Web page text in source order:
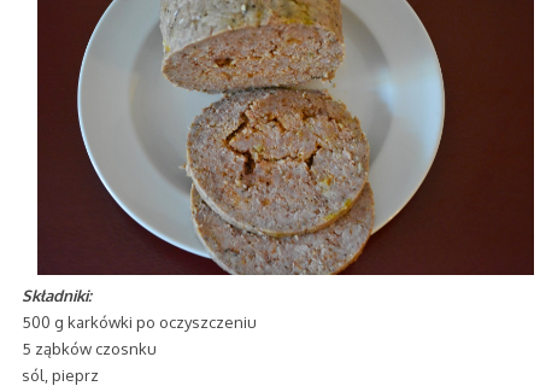
Składniki:
500 g karkówki po oczyszczeniu
5 ząbków czosnku
sól, pieprz